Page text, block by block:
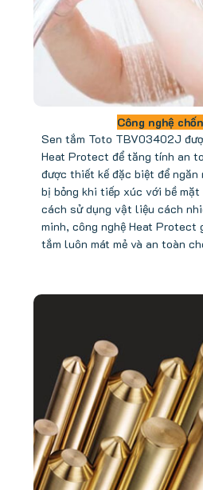
Công nghệ
Sen tắm Toto TBV03402J
Heat Protect để tăng tính an
được thiết kế đặc biệt để ngăn
bị bỏng khi tiếp xúc với bề
cách sử dụng vật liệu cách
minh, công nghệ Heat Protect
tắm luôn mát mẻ và an toàn